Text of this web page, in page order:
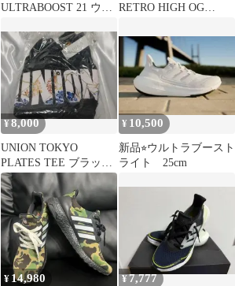
ULTRABOOST 21 ウル
RETRO HIGH OG
¥8,000
UNION TOKYO
PLATES TEE ブラック
L
¥ 10,500
新品⭐︎ウルトラブースト
ライト 25cm
¥ 14,980 ¥7,777